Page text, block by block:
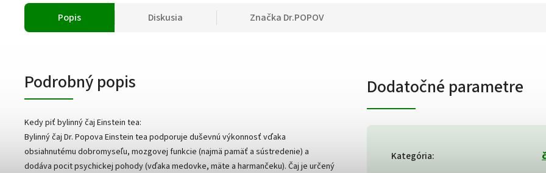
Popis Diskusia Značka Dr.POPOV
Podrobný popis
Kedy piť bylinný čaj Einstein tea:
Bylinný čaj Dr. Popova Einstein tea podporuje duševnú výkonnosť vďaka
obsiahnutému dobromyseľu, mozgovej funkcie (najmä pamäť a sústredenie) a
dodáva pocit psychickej pohody (vďaka medovke, mäte a harmančeku). Čaj je určený
Dodatočné parametre
Kategória: